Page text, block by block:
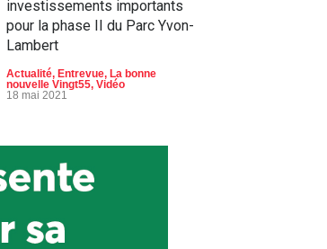
investissements importants
pour la phase II du Parc Yvon-
Lambert
Actualité, Entrevue, La bonne
nouvelle Vingt55, Vidéo
18 mai 2021